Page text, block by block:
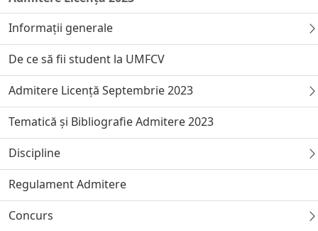
Informații generale
De ce să fii student la UMFCV
Admitere Licență Septembrie 2023
Tematică și Bibliografie Admitere 2023
Discipline
Regulament Admitere
Concurs